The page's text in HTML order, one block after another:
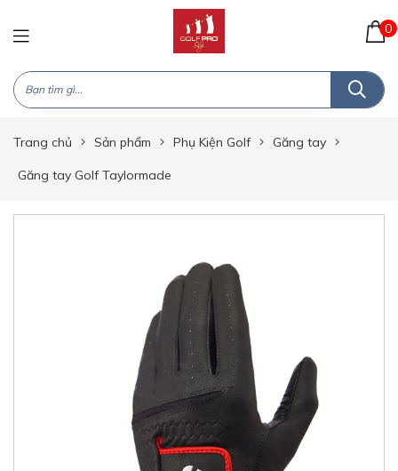
0
Trang chủ Sản phẩm Phụ Kiện Golf Găng tay
Găng tay Golf Taylormade